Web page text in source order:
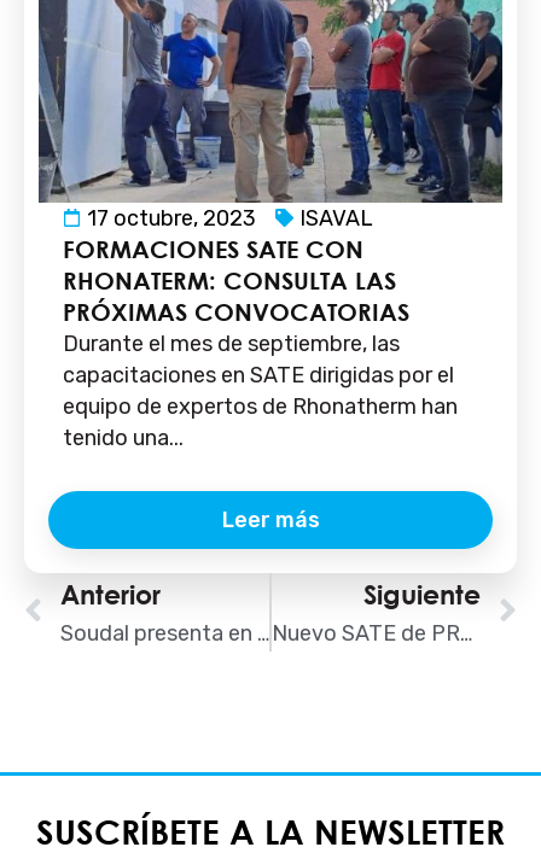
17 octubre, 2023 ISAVAL
FORMACIONES SATE CON
RHONATERM: CONSULTA LAS
PRÓXIMAS CONVOCATORIAS
Durante el mes de septiembre, las
capacitaciones en SATE dirigidas por el
equipo de expertos de Rhonatherm han
tenido una...
Leer más
Ant
Anterior
Soudal presenta en Rebuild innovadores productos para la eficiencia energética y la sostenibilidad
Siguiente
Nuevo SATE de PROPAMSA: PROPAM® AISTERM NATURE
SUSCRÍBETE A LA NEWSLETTER